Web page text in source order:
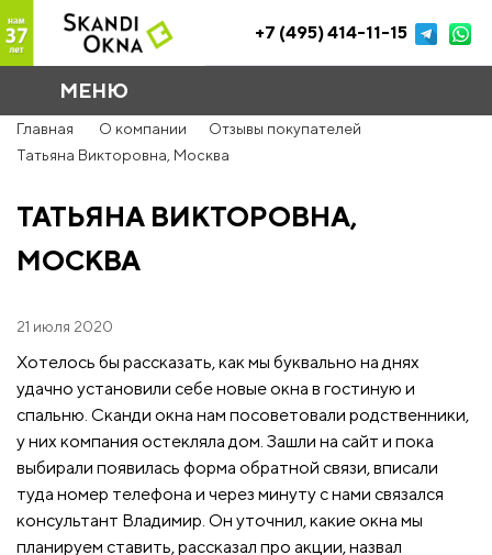
+7 (495) 414-11-15
МЕНЮ
Главная О компании
Отзывы покупателей
Татьяна Викторовна, Москва
ТАТЬЯНА ВИКТОРОВНА,
МОСКВА
21 июля 2020
Хотелось бы рассказать, как мы буквально на днях
удачно установили себе новые окна в гостиную и
спальню. Сканди окна нам посоветовали родственники,
у них компания остекляла дом. Зашли на сайт и пока
выбирали появилась форма обратной связи, вписали
туда номер телефона и через минуту с нами связался
консультант Владимир. Он уточнил, какие окна мы
планируем ставить, рассказал про акции, назвал